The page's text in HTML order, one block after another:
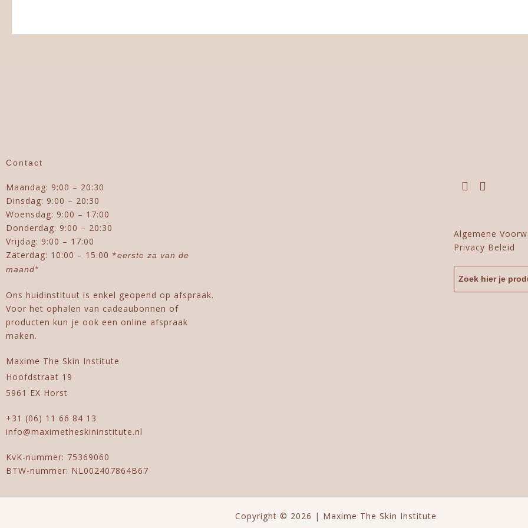
Contact
Maandag: 9:00 – 20:30
Dinsdag: 9:00 – 20:30
Woensdag: 9:00 – 17:00
Donderdag: 9:00 – 20:30
Vrijdag: 9:00 – 17:00
Zaterdag: 10:00 – 15:00 *eerste za van de
maand*
Ons huidinstituut is enkel geopend op afspraak.
Voor het ophalen van cadeaubonnen of
producten kun je ook een online afspraak
maken.
Maxime The Skin Institute
Hoofdstraat 19
5961 EX Horst
+31 (06) 11 66 84 13
info@maximetheskininstitute.nl
KvK-nummer: 75369060
BTW-nummer: NL002407864B67
Algemene
Privacy Beleid
Copyright © 2026 | Maxime The Skin Institute